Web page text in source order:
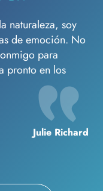
naturaleza, soy
de emoción. No
para
pronto en los
Julie Richard